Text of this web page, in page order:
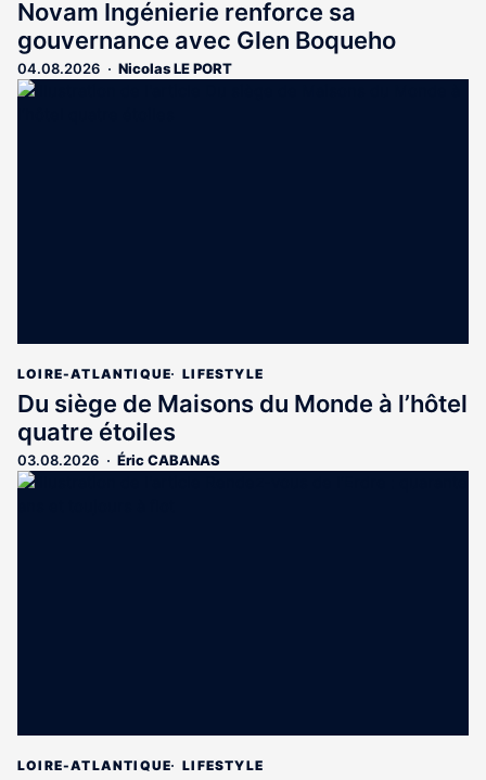
Novam Ingénierie renforce sa
gouvernance avec Glen Boqueho
04.08.2026 Nicolas LE PORT
LOIRE-ATLANTIQUE LIFESTYLE
Du siège de Maisons du Monde à l’hôtel
quatre étoiles
03.08.2026 Éric CABANAS
LOIRE-ATLANTIQUE LIFESTYLE